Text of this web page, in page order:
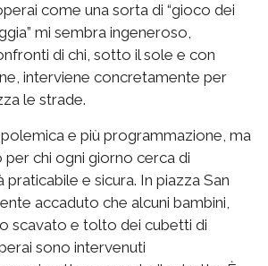
come una sorta di “gioco dei
mi sembra ingeneroso,
di chi, sotto il sole e con
interviene concretamente per
le strade.
e più programmazione, ma
per chi ogni giorno cerca di
e sicura. In piazza San
accaduto che alcuni bambini,
scavato e tolto dei cubetti di
sono intervenuti